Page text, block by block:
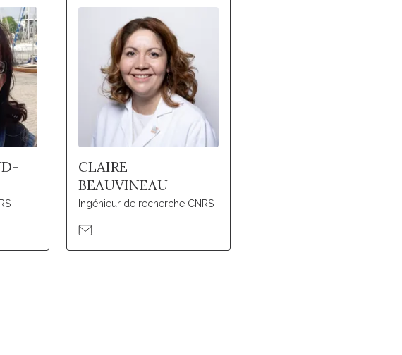
CLAIRE
BEAUVINEAU
Ingénieur de recherche CNRS